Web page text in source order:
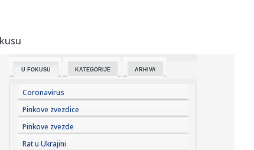
11:33:
11:32: Još jedno NBA ime u Evroligi
11:32:Zbog nepoverenja u policiju i tužilaštvo, novinari sve
manje pr...
11:32:Vučević u Svilajncu: „Čuvajući svoju istoriju i ulažući u...
U FOKUSU KATEGORIJE ARHIVA
Coronavirus
Pinkove zvezdice
Pinkove zvezde
Rat u Ukrajini